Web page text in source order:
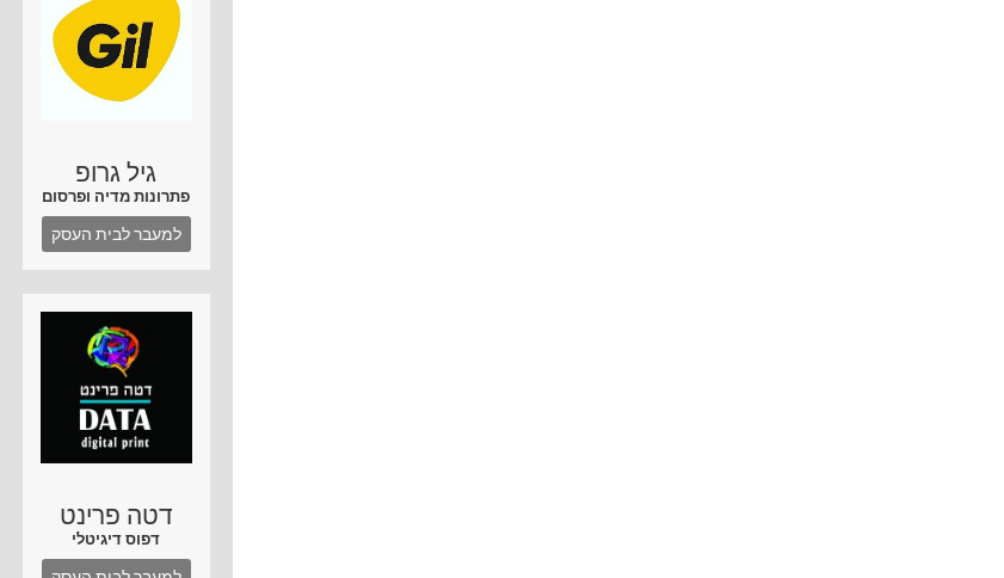
גיל גרופ
פתרונות מדיה ופרסום
למעבר לבית העסק
דטה פרינט
דפוס דיגיטלי